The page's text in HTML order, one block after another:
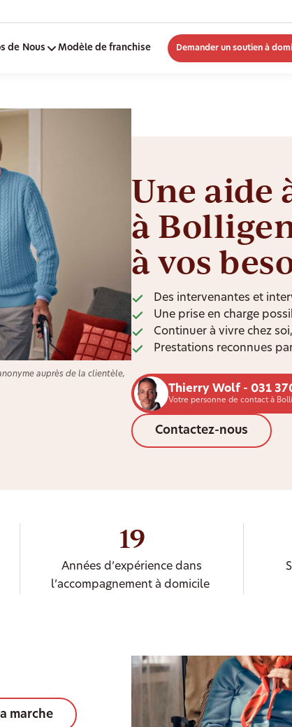
de Nous Modèle de franchise Demander un soutien à
auprès de la clientèle,
Une aide
à
à vos
Des intervenantes et
Une prise en charge
Continuer à vivre chez
Prestations reconnues
Thierry Wolf - 031
Votre personne de contact à
Contactez-nous
19
Années d’expérience dans
l’accompagnement à domicile
marche